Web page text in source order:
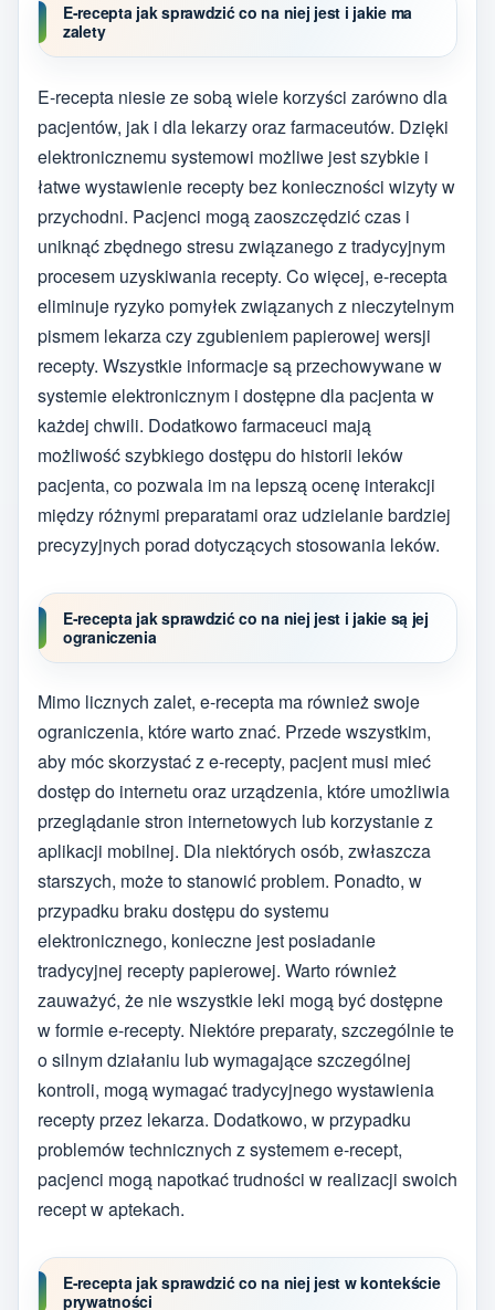
E-recepta jak sprawdzić co na niej jest i jakie ma
zalety
E-recepta niesie ze sobą wiele korzyści zarówno dla
pacjentów, jak i dla lekarzy oraz farmaceutów. Dzięki
elektronicznemu systemowi możliwe jest szybkie i
łatwe wystawienie recepty bez konieczności wizyty w
przychodni. Pacjenci mogą zaoszczędzić czas i
uniknąć zbędnego stresu związanego z tradycyjnym
procesem uzyskiwania recepty. Co więcej, e-recepta
eliminuje ryzyko pomyłek związanych z nieczytelnym
pismem lekarza czy zgubieniem papierowej wersji
recepty. Wszystkie informacje są przechowywane w
systemie elektronicznym i dostępne dla pacjenta w
każdej chwili. Dodatkowo farmaceuci mają
możliwość szybkiego dostępu do historii leków
pacjenta, co pozwala im na lepszą ocenę interakcji
między różnymi preparatami oraz udzielanie bardziej
precyzyjnych porad dotyczących stosowania leków.
E-recepta jak sprawdzić co na niej jest i jakie są jej
ograniczenia
Mimo licznych zalet, e-recepta ma również swoje
ograniczenia, które warto znać. Przede wszystkim,
aby móc skorzystać z e-recepty, pacjent musi mieć
dostęp do internetu oraz urządzenia, które umożliwia
przeglądanie stron internetowych lub korzystanie z
aplikacji mobilnej. Dla niektórych osób, zwłaszcza
starszych, może to stanowić problem. Ponadto, w
przypadku braku dostępu do systemu
elektronicznego, konieczne jest posiadanie
tradycyjnej recepty papierowej. Warto również
zauważyć, że nie wszystkie leki mogą być dostępne
w formie e-recepty. Niektóre preparaty, szczególnie te
o silnym działaniu lub wymagające szczególnej
kontroli, mogą wymagać tradycyjnego wystawienia
recepty przez lekarza. Dodatkowo, w przypadku
problemów technicznych z systemem e-recept,
pacjenci mogą napotkać trudności w realizacji swoich
recept w aptekach.
E-recepta jak sprawdzić co na niej jest w kontekście
prywatności